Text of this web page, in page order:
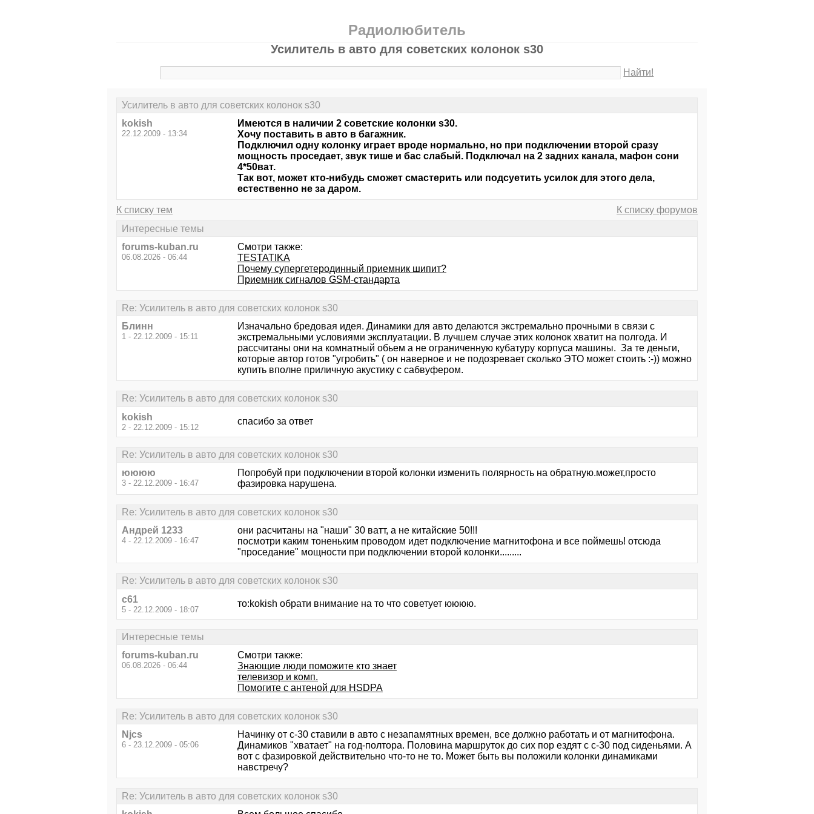
Радиолюбитель
Усилитель в авто для советских колонок s30
Найти!
Усилитель в авто для советских колонок s30
kokish
22.12.2009 - 13:34
Имеются в наличии 2 советские колонки s30.
Хочу поставить в авто в багажник.
Подключил одну колонку играет вроде нормально, но при подключении второй сразу
мощность проседает, звук тише и бас слабый. Подключал на 2 задних канала, мафон сони
4*50ват.
Так вот, может кто-нибудь сможет смастерить или подсуетить усилок для этого дела,
естественно не за даром.
К списку тем
К списку форумов
Интересные темы
forums-kuban.ru
06.08.2026 - 06:44
Смотри также:
TESTATIKA
Почему супергетеродинный приемник шипит?
Приемник сигналов GSM-стандарта
Re: Усилитель в авто для советских колонок s30
Блинн
1 - 22.12.2009 - 15:11
Изначально бредовая идея. Динамики для авто делаются экстремально прочными в связи с
экстремальными условиями эксплуатации. В лучшем случае этих колонок хватит на полгода. И
рассчитаны они на комнатный обьем а не ограниченную кубатуру корпуса машины. За те деньги,
которые автор готов "угробить" ( он наверное и не подозревает сколько ЭТО может стоить :-)) можно
купить вполне приличную акустику с сабвуфером.
Re: Усилитель в авто для советских колонок s30
kokish
2 - 22.12.2009 - 15:12
спасибо за ответ
Re: Усилитель в авто для советских колонок s30
юююю
3 - 22.12.2009 - 16:47
Попробуй при подключении второй колонки изменить полярность на обратную.может,просто
фазировка нарушена.
Re: Усилитель в авто для советских колонок s30
Андрей 1233
4 - 22.12.2009 - 16:47
они расчитаны на "наши" 30 ватт, а не китайские 50!!!
посмотри каким тоненьким проводом идет подключение магнитофона и все поймешь! отсюда
"проседание" мощности при подключении второй колонки.........
Re: Усилитель в авто для советских колонок s30
с61
5 - 22.12.2009 - 18:07
то:kokish обрати внимание на то что советует юююю.
Интересные темы
forums-kuban.ru
06.08.2026 - 06:44
Смотри также:
Знающие люди поможите кто знает
телевизор и комп.
Помогите с антеной для HSDPA
Re: Усилитель в авто для советских колонок s30
Njcs
6 - 23.12.2009 - 05:06
Начинку от с-30 ставили в авто с незапамятных времен, все должно работать и от магнитофона.
Динамиков "хватает" на год-полтора. Половина маршруток до сих пор ездят с с-30 под сиденьями. А
вот с фазировкой действительно что-то не то. Может быть вы положили колонки динамиками
навстречу?
Re: Усилитель в авто для советских колонок s30